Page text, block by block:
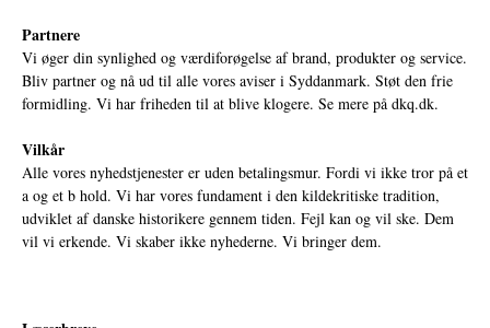
Partnere
Vi øger din synlighed og værdiforøgelse af brand, produkter og service.
Bliv partner og nå ud til alle vores aviser i Syddanmark. Støt den frie
formidling. Vi har friheden til at blive klogere. Se mere på dkq.dk.
Vilkår
Alle vores nyhedstjenester er uden betalingsmur. Fordi vi ikke tror på et
a og et b hold. Vi har vores fundament i den kildekritiske tradition,
udviklet af danske historikere gennem tiden. Fejl kan og vil ske. Dem
vil vi erkende. Vi skaber ikke nyhederne. Vi bringer dem.